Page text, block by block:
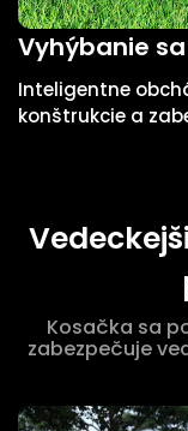
Vyhýbanie
Inteligentne
konštrukcie a
Kosačka sa
zabezpečuje